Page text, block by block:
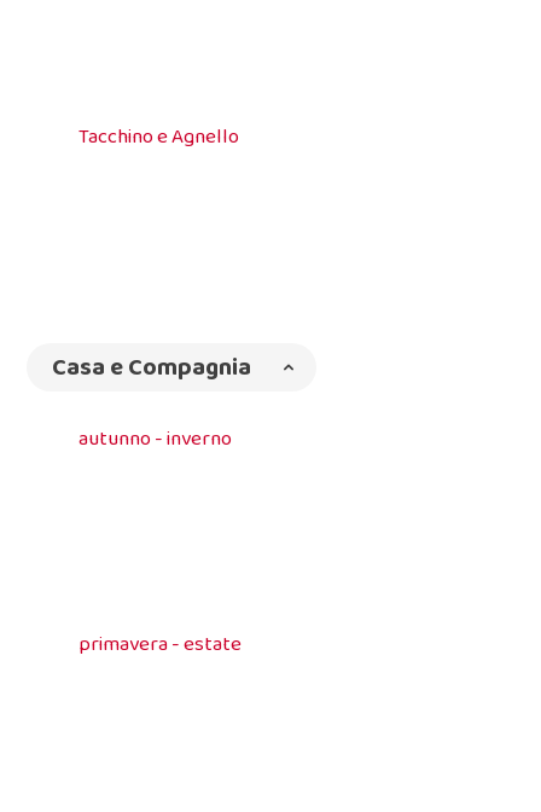
Tacchino e Agnello
Casa e Compagnia
autunno - inverno
primavera - estate